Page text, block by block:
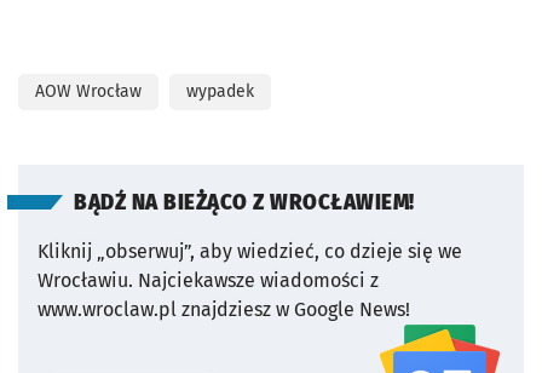
AOW Wrocław wypadek
BĄDŹ NA BIEŻĄCO Z WROCŁAWIEM!
Kliknij „obserwuj”, aby wiedzieć, co dzieje się we
Wrocławiu. Najciekawsze wiadomości z
www.wroclaw.pl znajdziesz w Google News!